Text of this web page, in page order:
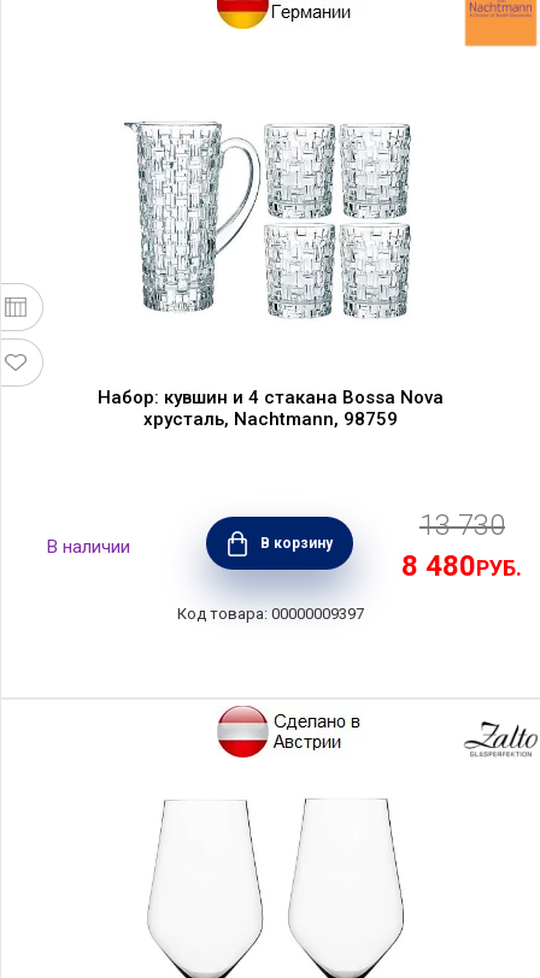
Набор: кувшин и 4 стакана Bossa Nova
хрусталь, Nachtmann, 98759
В корзину
13 730
8 480РУБ.
00000009397